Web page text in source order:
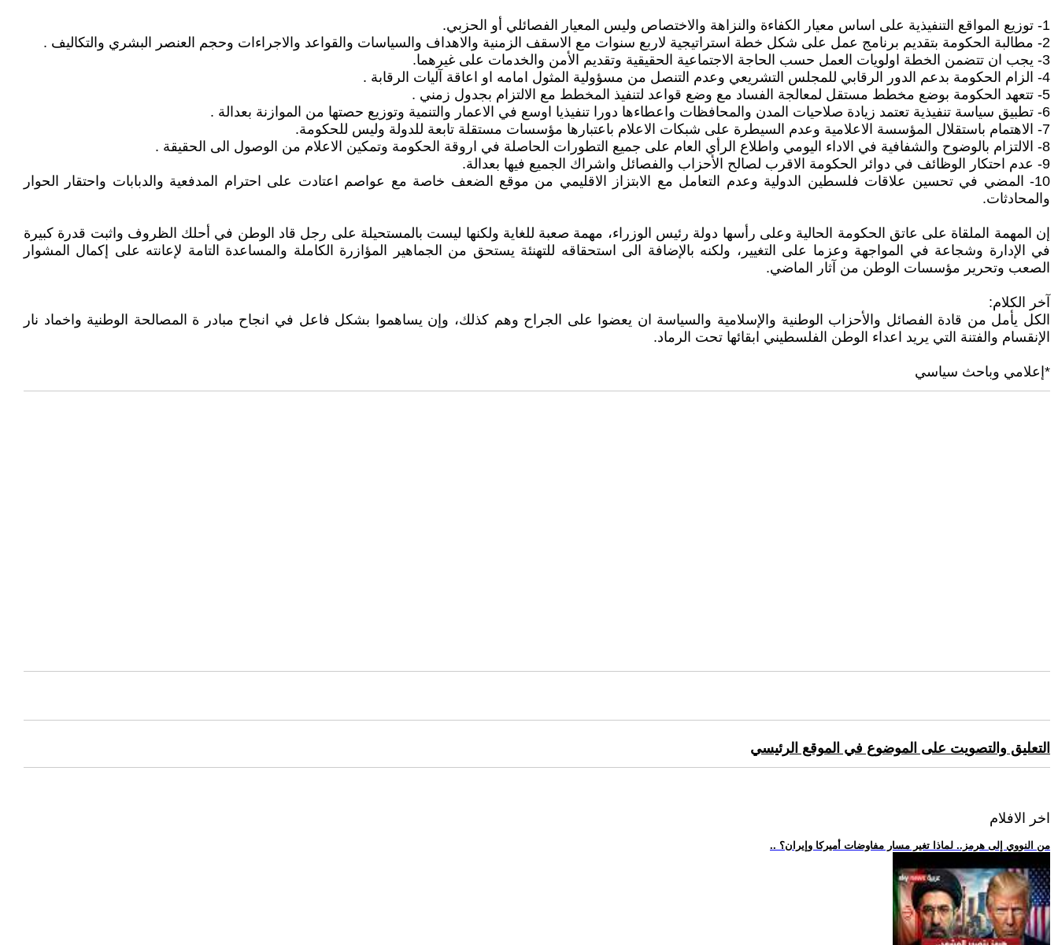
1- توزيع المواقع التنفيذية على اساس معيار الكفاءة والنزاهة والاختصاص وليس المعيار الفصائلي أو الحزبي.
2- مطالبة الحكومة بتقديم برنامج عمل على شكل خطة استراتيجية لاربع سنوات مع الاسقف الزمنية والاهداف والسياسات والقواعد والاجراءات وحجم العنصر البشري والتكاليف .
3- يجب ان تتضمن الخطة اولويات العمل حسب الحاجة الاجتماعية الحقيقية وتقديم الأمن والخدمات على غيرهما.
4- الزام الحكومة بدعم الدور الرقابي للمجلس التشريعي وعدم التنصل من مسؤولية المثول امامه او اعاقة آليات الرقابة .
5- تتعهد الحكومة بوضع مخطط مستقل لمعالجة الفساد مع وضع قواعد لتنفيذ المخطط مع الالتزام بجدول زمني .
6- تطبيق سياسة تنفيذية تعتمد زيادة صلاحيات المدن والمحافظات واعطاءها دورا تنفيذيا اوسع في الاعمار والتنمية وتوزيع حصتها من الموازنة بعدالة .
7- الاهتمام باستقلال المؤسسة الاعلامية وعدم السيطرة على شبكات الاعلام باعتبارها مؤسسات مستقلة تابعة للدولة وليس للحكومة.
8- الالتزام بالوضوح والشفافية في الاداء اليومي واطلاع الرأي العام على جميع التطورات الحاصلة في اروقة الحكومة وتمكين الاعلام من الوصول الى الحقيقة .
9- عدم احتكار الوظائف في دوائر الحكومة الاقرب لصالح الأحزاب والفصائل واشراك الجميع فيها بعدالة.
10- المضي في تحسين علاقات فلسطين الدولية وعدم التعامل مع الابتزاز الاقليمي من موقع الضعف خاصة مع عواصم اعتادت على احترام المدفعية والدبابات واحتقار الحوار
والمحادثات.
إن المهمة الملقاة على عاتق الحكومة الحالية وعلى رأسها دولة رئيس الوزراء، مهمة صعبة للغاية ولكنها ليست بالمستحيلة على رجل قاد الوطن في أحلك الظروف واثبت قدرة كبيرة
في الإدارة وشجاعة في المواجهة وعزما على التغيير، ولكنه بالإضافة الى استحقاقه للتهنئة يستحق من الجماهير المؤازرة الكاملة والمساعدة التامة لإعانته على إكمال المشوار
الصعب وتحرير مؤسسات الوطن من آثار الماضي.
آخر الكلام:
الكل يأمل من قادة الفصائل والأحزاب الوطنية والإسلامية والسياسة ان يعضوا على الجراح وهم كذلك، وإن يساهموا بشكل فاعل في انجاح مبادر ة المصالحة الوطنية واخماد نار
الإنقسام والفتنة التي يريد اعداء الوطن الفلسطيني ابقائها تحت الرماد.
*إعلامي وباحث سياسي
التعليق والتصويت على الموضوع في الموقع الرئيسي
اخر الافلام
.. من النووي إلى هرمز.. لماذا تغير مسار مفاوضات أميركا وإيران؟